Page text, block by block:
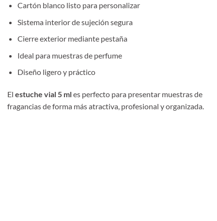
Cartón blanco listo para personalizar
Sistema interior de sujeción segura
Cierre exterior mediante pestaña
Ideal para muestras de perfume
Diseño ligero y práctico
El estuche vial 5 mles perfecto para presentar muestras de
fragancias de forma más atractiva, profesional y organizada.